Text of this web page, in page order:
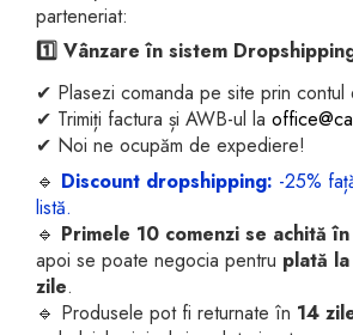
parteneriat:
1️⃣ Vânzare în sistem
✔ Plasezi comanda pe site prin contul
✔ Trimiți factura și AWB-ul la
✔ Noi ne ocupăm de expediere!
🔹 Discount dropshipping: -25%
listă.
🔹 Primele 10 comenzi se achită
apoi se poate negocia pentru plată
zile.
🔹 Produsele pot fi returnate în 14